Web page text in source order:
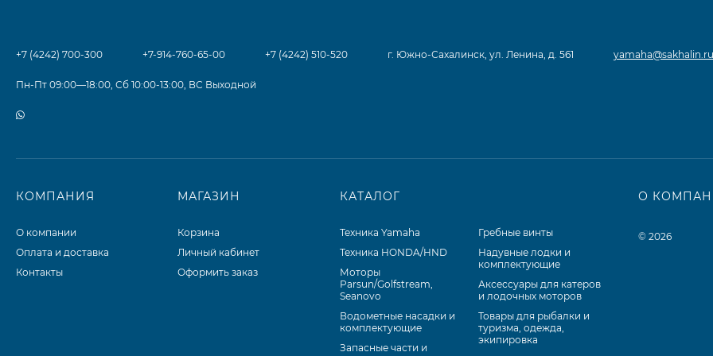
+7 (4242) 700-300 +7-914-760-65-00 +7 (4242) 510-520 г. Южно-Сахалинск, ул. Ленина, д. 561 yamaha@sakhalin.ru
Пн-Пт 09:00—18:00, Сб 10:00-13:00, ВС Выходной
КОМПАНИЯ
О компании
Оплата и доставка
Контакты
МАГАЗИН
Корзина
Личный кабинет
Оформить заказ
КАТАЛОГ
Техника Yamaha
Техника HONDA/HND
Моторы
Parsun/Golfstream,
Seanovo
Водометные насадки и
комплектующие
Запасные части и
Гребные винты
Надувные лодки и
комплектующие
Аксессуары для катеров
и лодочных моторов
Товары для рыбалки и
туризма, одежда,
экипировка
О
© 2026